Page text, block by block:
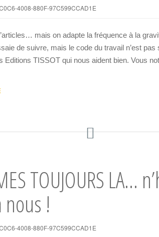
4008-880F-97C599CCAD1E
mais on adapte la fréquence à la
de suivre, mais le code du travail n’est pas
Editions TISSOT qui nous aident bien. Vous
TOUJOURS LA…
!
4008-880F-97C599CCAD1E